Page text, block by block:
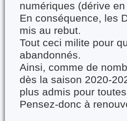
numériques (dérive
En conséquence, les
mis au rebut.
Tout ceci milite pour
abandonnés.
Ainsi, comme de
dès la saison 2020-
plus admis pour
Pensez-donc à